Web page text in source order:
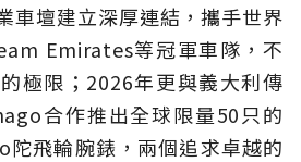
車壇建立深厚連結，攜手世界
Emirates等冠軍車隊，不
極限；2026年更與義大利傳
合作推出全球限量50只的
飛輪腕錶，兩個追求卓越的